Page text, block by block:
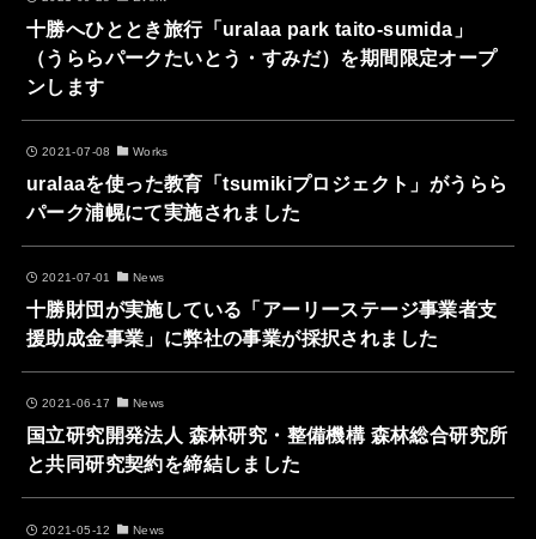
十勝へひととき旅行「uralaa park taito-sumida」
（うららパークたいとう・すみだ）を期間限定オープ
ンします
2021-07-08 Works
uralaaを使った教育「tsumikiプロジェクト」がうらら
パーク浦幌にて実施されました
2021-07-01 News
十勝財団が実施している「アーリーステージ事業者支
援助成金事業」に弊社の事業が採択されました
2021-06-17 News
国立研究開発法人 森林研究・整備機構 森林総合研究所
と共同研究契約を締結しました
2021-05-12 News